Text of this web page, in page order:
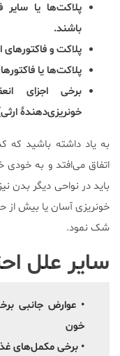
پلاکت‌ها یا سایر
باشند.
پلاکت و
پلاکت‌ها یا
برخی اجزای
خونریزی‌دهندۀ
به یاد داشته باشید که
اتفاق می‌افتد و به خودی‌
باید در نواحی دیگر بدن
خونریزی آسان یا بیش از
شک نمود.
سایر علل
• عوارض جانبی
خون
• برخی مکمل‌های